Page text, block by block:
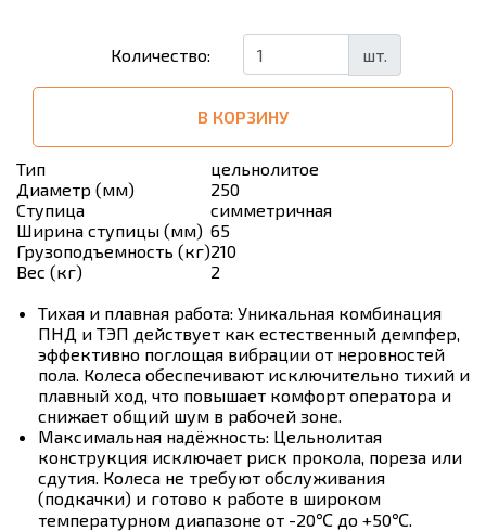
Количество: шт.
В КОРЗИНУ
Тип
цельнолитое
Диаметр (мм)
250
Ступица
симметричная
Ширина ступицы (мм) 65
Грузоподъемность (кг)210
Вес (кг)
2
Тихая и плавная работа: Уникальная комбинация
ПНД и ТЭП действует как естественный демпфер,
эффективно поглощая вибрации от неровностей
пола. Колеса обеспечивают исключительно тихий и
плавный ход, что повышает комфорт оператора и
снижает общий шум в рабочей зоне.
Максимальная надёжность: Цельнолитая
конструкция исключает риск прокола, пореза или
сдутия. Колеса не требуют обслуживания
(подкачки) и готово к работе в широком
температурном диапазоне от -20℃ до +50℃.